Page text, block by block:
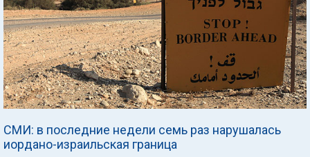
СМИ: в последние недели семь раз нарушалась
иордано-израильская граница